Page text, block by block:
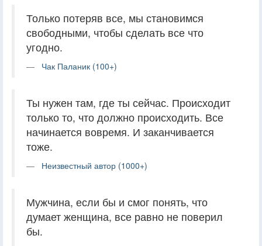
Только потеряв все, мы становимся
свободными, чтобы сделать все что
угодно.
Чак Паланик (100+)
Ты нужен там, где ты сейчас. Происходит
только то, что должно происходить. Все
начинается вовремя. И заканчивается
тоже.
Неизвестный автор (1000+)
Мужчина, если бы и смог понять, что
думает женщина, все равно не поверил
бы.